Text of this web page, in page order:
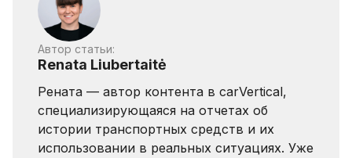
Автор статьи:
Renata Liubertaitė
Рената — автор контента в carVertical,
специализирующаяся на отчетах об
истории транспортных средств и их
использовании в реальных ситуациях. Уже